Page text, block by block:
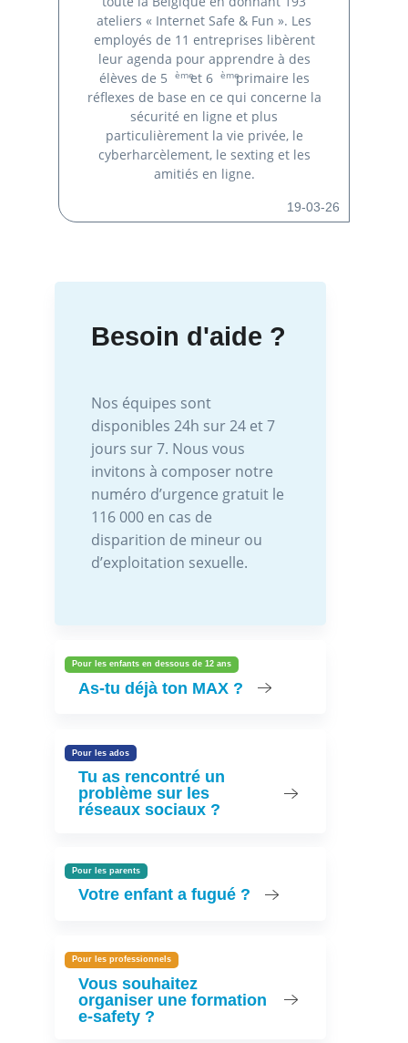
ateliers « Internet Safe & Fun ». Les
employés de 11 entreprises libèrent
leur agenda pour apprendre à des
élèves de 5
èmeet 6 èmeprimaire les
réflexes de base en ce qui concerne la
sécurité en ligne et plus
particulièrement la vie privée, le
cyberharcèlement, le sexting et les
amitiés en ligne.
19-03-26
Besoin d'aide ?
Nos équipes sont
disponibles 24h sur 24 et 7
jours sur 7. Nous vous
invitons à composer notre
numéro d’urgence gratuit le
116 000 en cas de
disparition de mineur ou
d’exploitation sexuelle.
Pour les enfants en dessous de 12 ans
As-tu déjà ton MAX ?
Pour les ados
Tu as rencontré un
problème sur les
réseaux sociaux ?
Pour les parents
Votre enfant a fugué ?
Pour les professionnels
Vous souhaitez
organiser une formation
e-safety ?